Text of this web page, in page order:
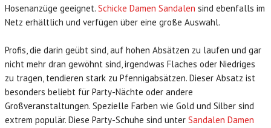
Hosenanzüge geeignet. Schicke Damen Sandalen sind ebenfalls im
Netz erhältlich und verfügen über eine große Auswahl.
Profis, die darin geübt sind, auf hohen Absätzen zu laufen und gar
nicht mehr dran gewöhnt sind, irgendwas Flaches oder Niedriges
zu tragen, tendieren stark zu Pfennigabsätzen. Dieser Absatz ist
besonders beliebt für Party-Nächte oder andere
Großveranstaltungen. Spezielle Farben wie Gold und Silber sind
extrem populär. Diese Party-Schuhe sind unter Sandalen Damen